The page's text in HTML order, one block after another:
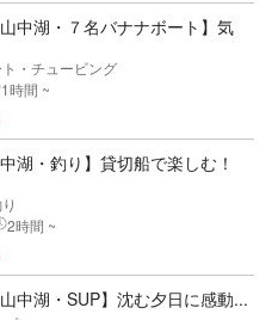
山中湖・７名バナナボート】気
・チュービング
1時間 ~
湖・釣り】貸切船で楽しむ！
2時間 ~
山中湖・SUP】沈む夕日に感動...